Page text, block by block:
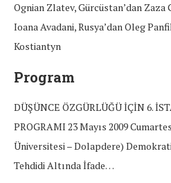
Ognian Zlatev, Gürcüstan’dan Zaza
Ioana Avadani, Rusya’dan Oleg
Kostiantyn
Program
DÜŞÜNCE ÖZGÜRLÜĞÜ İÇİN 6.
PROGRAMI 23 Mayıs 2009
Üniversitesi – Dolapdere)
Tehdidi Altında İfade…